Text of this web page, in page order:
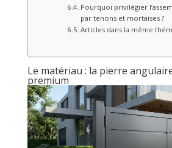
Pourquoi privilégier
par tenons et mortaises ?
Articles dans la même
Le matériau : la pierre
premium